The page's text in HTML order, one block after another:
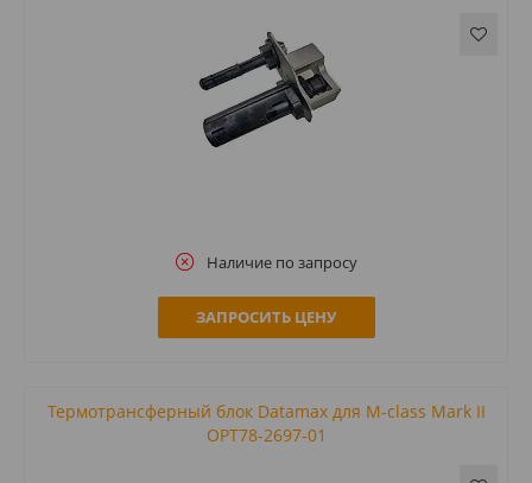
Наличие по запросу
ЗАПРОСИТЬ ЦЕНУ
Термотрансферный блок Datamax для M-class Mark II
OPT78-2697-01